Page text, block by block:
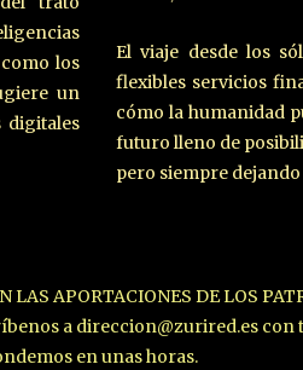
los
un
digitales
El viaje desde los
flexibles servicios
cómo la humanidad
futuro lleno de
pero siempre
LAS APORTACIONES DE LOS
a direccion@zurired.es
en unas horas.